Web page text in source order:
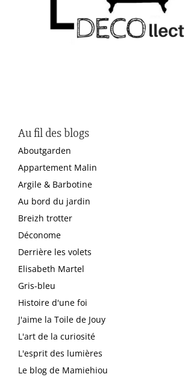
Au fil des blogs
Aboutgarden
Appartement Malin
Argile & Barbotine
Au bord du jardin
Breizh trotter
Déconome
Derrière les volets
Elisabeth Martel
Gris-bleu
Histoire d'une foi
J'aime la Toile de Jouy
L'art de la curiosité
L'esprit des lumières
Le blog de Mamiehiou